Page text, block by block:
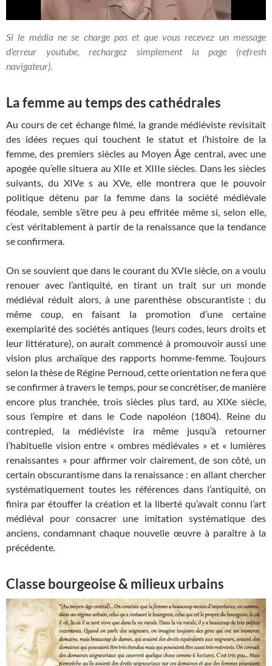
Si le média ne se charge pas et que vous recevez un message
d’erreur youtube, rechargez simplement la page (refresh
navigateur).
La femme au temps des cathédrales
Au cours de cet échange filmé, la grande médiéviste revisitait
des idées reçues qui touchent le statut et l’histoire de la
femme, des premiers siècles au Moyen Âge central, avec une
apogée qu’elle situera au XIIe et XIIIe siècles. Dans les siècles
suivants, du XIVe s au XVe, elle montrera que le pouvoir
politique détenu par la femme dans la société médiévale
féodale, semble s’être peu à peu effritée même si, selon elle,
c’est véritablement à partir de la renaissance que la tendance
se confirmera.
On se souvient que dans le courant du XVIe siècle, on a voulu
renouer avec l’antiquité, en tirant un trait sur un monde
médiéval réduit alors, à une parenthèse obscurantiste ; du
même coup, en faisant la promotion d’une certaine
exemplarité des sociétés antiques (leurs codes, leurs droits et
leur littérature), on aurait commencé à promouvoir aussi une
vision plus archaïque des rapports homme-femme. Toujours
selon la thèse de Régine Pernoud, cette orientation ne fera que
se confirmer à travers le temps, pour se concrétiser, de manière
encore plus tranchée, trois siècles plus tard, au XIXe siècle,
sous l’empire et dans le Code napoléon (1804). Reine du
contrepied, la médiéviste ira même jusqu’à retourner
l’habituelle vision entre « ombres médiévales » et « lumières
renaissantes » pour affirmer voir clairement, de son côté, un
certain obscurantisme dans la renaissance : en allant chercher
systématiquement toutes les références dans l’antiquité, on
finira par étouffer la création et la liberté qu’avait connu l’art
médiéval pour consacrer une imitation systématique des
anciens, condamnant chaque nouvelle œuvre à paraître à la
précédente.
Classe bourgeoise & milieux urbains